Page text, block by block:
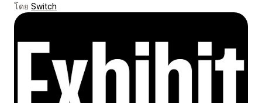
โดย Switch